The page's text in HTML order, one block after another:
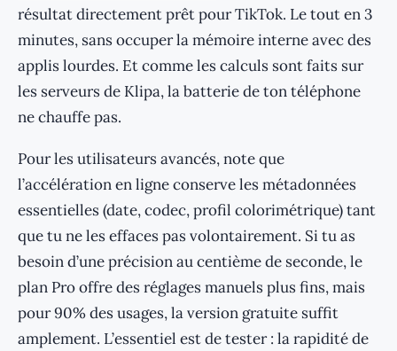
résultat directement prêt pour TikTok. Le tout en 3
minutes, sans occuper la mémoire interne avec des
applis lourdes. Et comme les calculs sont faits sur
les serveurs de Klipa, la batterie de ton téléphone
ne chauffe pas.
Pour les utilisateurs avancés, note que
l’accélération en ligne conserve les métadonnées
essentielles (date, codec, profil colorimétrique) tant
que tu ne les effaces pas volontairement. Si tu as
besoin d’une précision au centième de seconde, le
plan Pro offre des réglages manuels plus fins, mais
pour 90% des usages, la version gratuite suffit
amplement. L’essentiel est de tester : la rapidité de